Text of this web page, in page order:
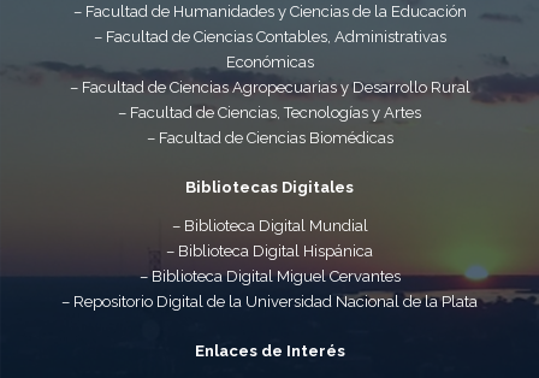
– Facultad de Humanidades y Ciencias de la Educación
– Facultad de Ciencias Contables, Administrativas
Económicas
– Facultad de Ciencias Agropecuarias y Desarrollo Rural
– Facultad de Ciencias, Tecnologías y Artes
– Facultad de Ciencias Biomédicas
Bibliotecas Digitales
– Biblioteca Digital Mundial
– Biblioteca Digital Hispánica
– Biblioteca Digital Miguel Cervantes
– Repositorio Digital de la Universidad Nacional de la Plata
Enlaces de Interés